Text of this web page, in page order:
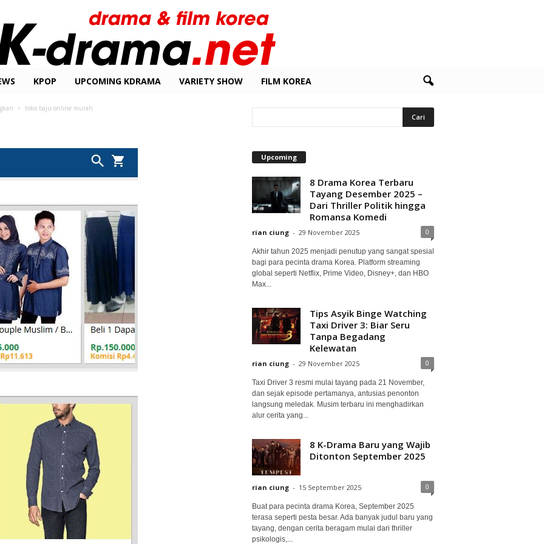
KPOP UPCOMING KDRAMA VARIETY SHOW FILM KOREA
toko baju online murah
Upcoming
8 Drama Korea Terbaru
Tayang Desember 2025 –
Dari Thriller Politik hingga
Romansa Komedi
rian ciung - 29 November 2025 0
Akhir tahun 2025 menjadi penutup yang sangat spesial
bagi para pecinta drama Korea. Platform streaming
global seperti Netflix, Prime Video, Disney+, dan HBO
Max...
Tips Asyik Binge Watching
Taxi Driver 3: Biar Seru
Tanpa Begadang
Kelewatan
rian ciung - 29 November 2025 0
Taxi Driver 3 resmi mulai tayang pada 21 November,
dan sejak episode pertamanya, antusias penonton
langsung meledak. Musim terbaru ini menghadirkan
alur cerita yang...
8 K-Drama Baru yang Wajib
Ditonton September 2025
rian ciung - 15 September 2025 0
Buat para pecinta drama Korea, September 2025
terasa seperti pesta besar. Ada banyak judul baru yang
tayang, dengan cerita beragam mulai dari thriller
psikologis,...